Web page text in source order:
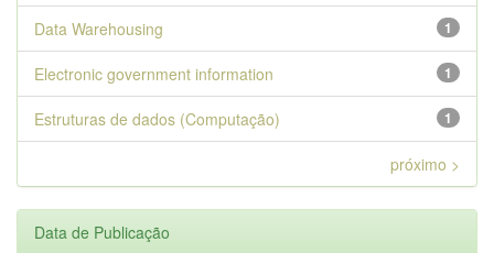
1
Data Warehousing
1
Electronic government information
1
Estruturas de dados (Computação)
próximo >
Data de Publicação